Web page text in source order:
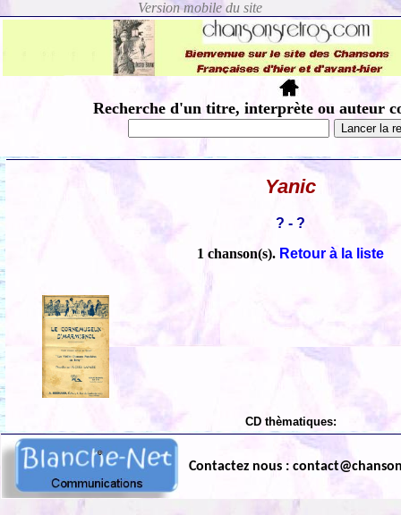
Recherche d'un titre, interprète ou auteur
Yanic
? - ?
1 chanson(s). Retour à la liste
CD thèmatiques:
Contactez nous :